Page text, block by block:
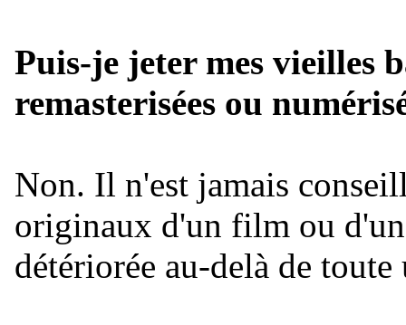
Puis-je jeter mes vieilles
remasterisées ou
Non. Il n'est jamais
originaux d'un film ou
détériorée au-delà de